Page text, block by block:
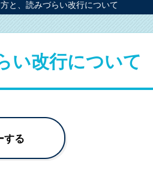
と、読みづらい改行について
い改行について
する